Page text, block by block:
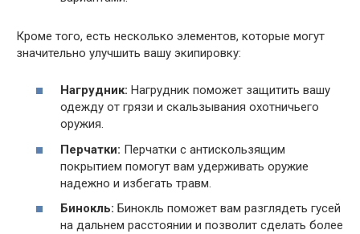
Кроме того, есть несколько элементов, которые могут
значительно улучшить вашу экипировку:
Нагрудник: Нагрудник поможет защитить вашу
одежду от грязи и скальзывания охотничьего
оружия.
Перчатки: Перчатки с антискользящим
покрытием помогут вам удерживать оружие
надежно и избегать травм.
Бинокль: Бинокль поможет вам разглядеть гусей
на дальнем расстоянии и позволит сделать более